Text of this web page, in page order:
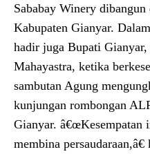
Sababay Winery
Kabupaten Gianyar.
hadir juga Bupati
Mahayastra, ketika
sambutan Agung
kunjungan rombongan
Gianyar.
membina